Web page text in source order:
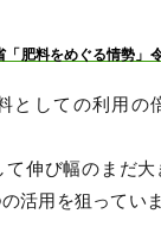
「肥料をめぐる情勢」
としての利用の
て伸び幅のまだ
活用を狙ってい